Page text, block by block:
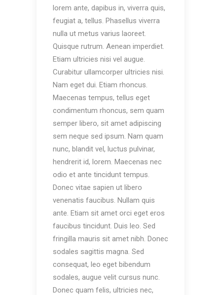
lorem ante, dapibus in, viverra quis,
feugiat a, tellus. Phasellus viverra
nulla ut metus varius laoreet.
Quisque rutrum. Aenean imperdiet.
Etiam ultricies nisi vel augue.
Curabitur ullamcorper ultricies nisi.
Nam eget dui. Etiam rhoncus.
Maecenas tempus, tellus eget
condimentum rhoncus, sem quam
semper libero, sit amet adipiscing
sem neque sed ipsum. Nam quam
nunc, blandit vel, luctus pulvinar,
hendrerit id, lorem. Maecenas nec
odio et ante tincidunt tempus.
Donec vitae sapien ut libero
venenatis faucibus. Nullam quis
ante. Etiam sit amet orci eget eros
faucibus tincidunt. Duis leo. Sed
fringilla mauris sit amet nibh. Donec
sodales sagittis magna. Sed
consequat, leo eget bibendum
sodales, augue velit cursus nunc.
Donec quam felis, ultricies nec,